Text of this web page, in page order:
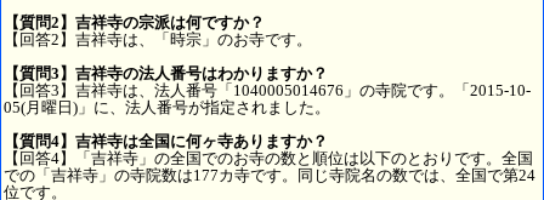
【質問2】吉祥寺の宗派は何ですか？
【回答2】吉祥寺は、「時宗」のお寺です。
【質問3】吉祥寺の法人番号はわかりますか？
【回答3】吉祥寺は、法人番号「1040005014676」の寺院です。「2015-10-
05(月曜日)」に、法人番号が指定されました。
【質問4】吉祥寺は全国に何ヶ寺ありますか？
【回答4】「吉祥寺」の全国でのお寺の数と順位は以下のとおりです。全国
での「吉祥寺」の寺院数は177カ寺です。同じ寺院名の数では、全国で第24
位です。